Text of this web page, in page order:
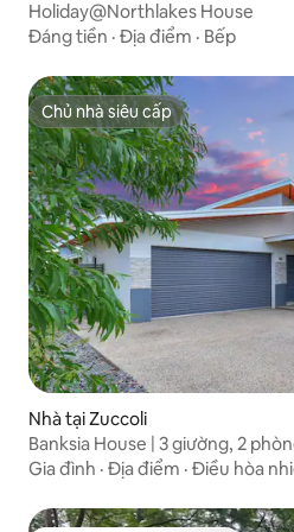
Holiday@Northlakes House
Đáng tiền · Địa điểm · Bếp
Chủ nhà siêu cấp
Chủ nhà siêu cấp
Nhà tại Zuccoli
Banksia House | 3 giường, 2
vật nuôi
Gia đình · Địa điểm · Điều hòa